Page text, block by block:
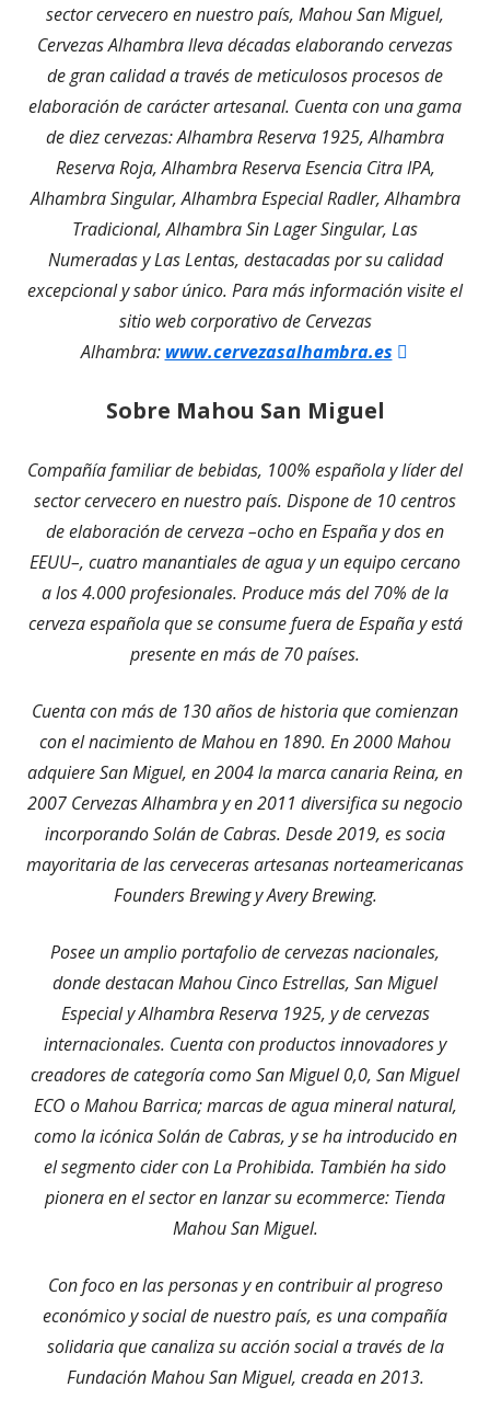
sector cervecero en nuestro país, Mahou San Miguel,
Cervezas Alhambra lleva décadas elaborando cervezas
de gran calidad a través de meticulosos procesos de
elaboración de carácter artesanal. Cuenta con una gama
de diez cervezas: Alhambra Reserva 1925, Alhambra
Reserva Roja, Alhambra Reserva Esencia Citra IPA,
Alhambra Singular, Alhambra Especial Radler, Alhambra
Tradicional, Alhambra Sin Lager Singular, Las
Numeradas y Las Lentas, destacadas por su calidad
excepcional y sabor único. Para más información visite el
sitio web corporativo de Cervezas
Alhambra: www.cervezasalhambra.es
nueva
Sobre Mahou San Miguel
Compañía familiar de bebidas, 100% española y líder del
sector cervecero en nuestro país. Dispone de 10 centros
de elaboración de cerveza –ocho en España y dos en
EEUU–, cuatro manantiales de agua y un equipo cercano
a los 4.000 profesionales. Produce más del 70% de la
cerveza española que se consume fuera de España y está
presente en más de 70 países.
Cuenta con más de 130 años de historia que comienzan
con el nacimiento de Mahou en 1890. En 2000 Mahou
adquiere San Miguel, en 2004 la marca canaria Reina, en
2007 Cervezas Alhambra y en 2011 diversifica su negocio
incorporando Solán de Cabras. Desde 2019, es socia
mayoritaria de las cerveceras artesanas norteamericanas
Founders Brewing y Avery Brewing.
Posee un amplio portafolio de cervezas nacionales,
donde destacan Mahou Cinco Estrellas, San Miguel
Especial y Alhambra Reserva 1925, y de cervezas
internacionales. Cuenta con productos innovadores y
creadores de categoría como San Miguel 0,0, San Miguel
ECO o Mahou Barrica; marcas de agua mineral natural,
como la icónica Solán de Cabras, y se ha introducido en
el segmento cider con La Prohibida. También ha sido
pionera en el sector en lanzar su ecommerce: Tienda
Mahou San Miguel.
Con foco en las personas y en contribuir al progreso
económico y social de nuestro país, es una compañía
solidaria que canaliza su acción social a través de la
Fundación Mahou San Miguel, creada en 2013.